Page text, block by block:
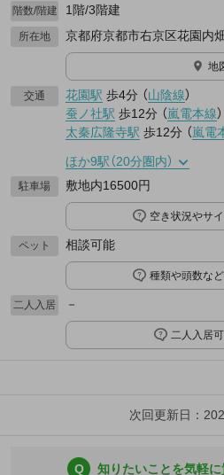
階数/階建 1階/3階建
所在地 京都府京都市右京区花園内
地
交通 花園駅 歩4分 （山陰線）
蚕ノ社駅 歩12分 （嵐電本線）
太秦広隆寺駅 歩12分 （嵐電
ほか9駅（20分圏内）
駐車場 敷地内16500円
空き状況やサ
ペット 相談可能
種類や頭数な
二人入居 －
二人入居
次回更新日：
Q 知りたいことを気軽